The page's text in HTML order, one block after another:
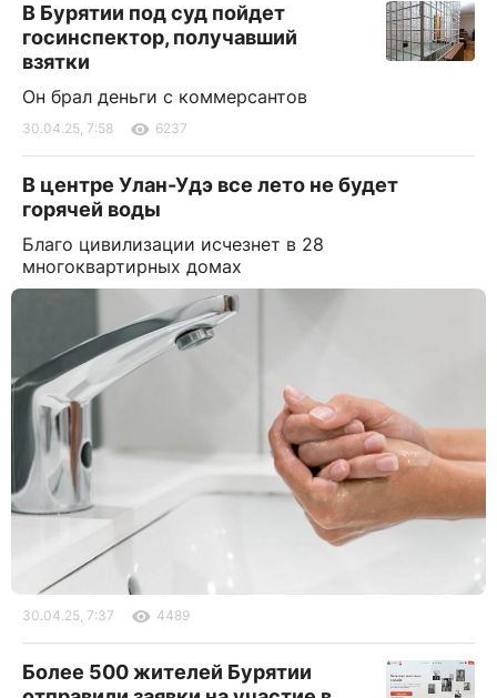
В Бурятии под суд пойдет
госинспектор, получавший
взятки
Он брал деньги с коммерсантов
30.04.25, 7:58 6237
В центре Улан-Удэ все лето не будет
горячей воды
Благо цивилизации исчезнет в 28
многоквартирных домах
30.04.25, 7:37 4489
Более 500 жителей Бурятии